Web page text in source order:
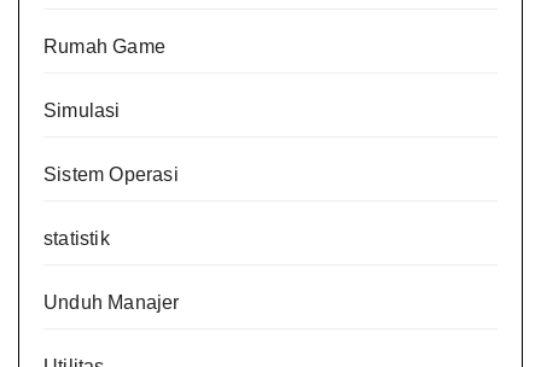
Rumah Game
Simulasi
Sistem Operasi
statistik
Unduh Manajer